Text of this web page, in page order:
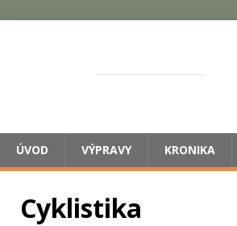
ÚVOD VÝPRAVY KRONIKA
Cyklistika